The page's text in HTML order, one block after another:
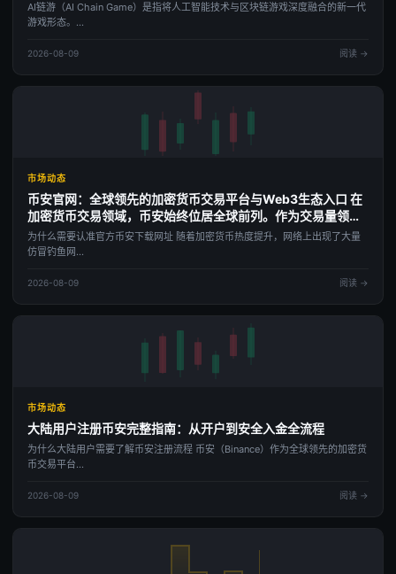
AI链游（AI Chain Game）是指将人工智能技术与区块链游戏深度融合的新一代
游戏形态。...
2026-08-09 阅读 →
市场动态
币安官网：全球领先的加密货币交易平台与Web3生态入口 在
加密货币交易领域，币安始终位居全球前列。作为交易量领先
的数字资产交易平台，币安不仅提供现货、合约、理财等一站
式服务，更构建了覆盖钱包、公链、去中心化交易所的完整
下载网址是开启数字资产之旅的第一步。
为什么需要认准官方币安下载网址 随着加密货币热度提升，网络上出现了大量
仿冒钓鱼网...
2026-08-09 阅读 →
市场动态
大陆用户注册币安完整指南：从开户到安全入金全流程
为什么大陆用户需要了解币安注册流程 币安（Binance）作为全球领先的加密货
币交易平台...
2026-08-09 阅读 →